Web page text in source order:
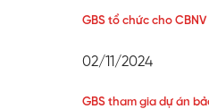
GBS tổ chức cho
02/11/2024
GBS tham gia dự án